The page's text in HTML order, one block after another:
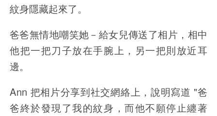
紋身隱藏起來了。
爸爸無情地嘲笑她－給女兒傳送了相片，相中
他把一把刀子放在手腕上，另一把則放近耳
邊。
Ann 把相片分享到社交網絡上，說明寫道 "爸
爸終於發現了我的紋身，而他不願停止纏著